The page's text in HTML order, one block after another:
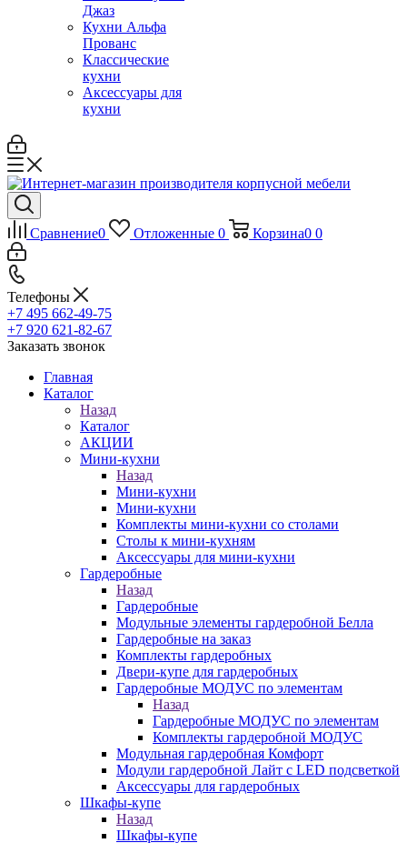
Джаз
Кухни Альфа
Прованс
Классические
кухни
Аксессуары для
кухни
Сравнение0 Отложенные 0 Корзина0 0
Телефоны
+7 495 662-49-75
+7 920 621-82-67
Заказать звонок
Главная
Каталог
Назад
Каталог
АКЦИИ
Мини-кухни
Назад
Мини-кухни
Мини-кухни
Комплекты мини-кухни со столами
Столы к мини-кухням
Аксессуары для мини-кухни
Гардеробные
Назад
Гардеробные
Модульные элементы гардеробной Белла
Гардеробные на заказ
Комплекты гардеробных
Двери-купе для гардеробных
Гардеробные МОДУС по элементам
Назад
Гардеробные МОДУС по элементам
Комплекты гардеробной МОДУС
Модульная гардеробная Комфорт
Модули гардеробной Лайт с LED подсветкой
Аксессуары для гардеробных
Шкафы-купе
Назад
Шкафы-купе